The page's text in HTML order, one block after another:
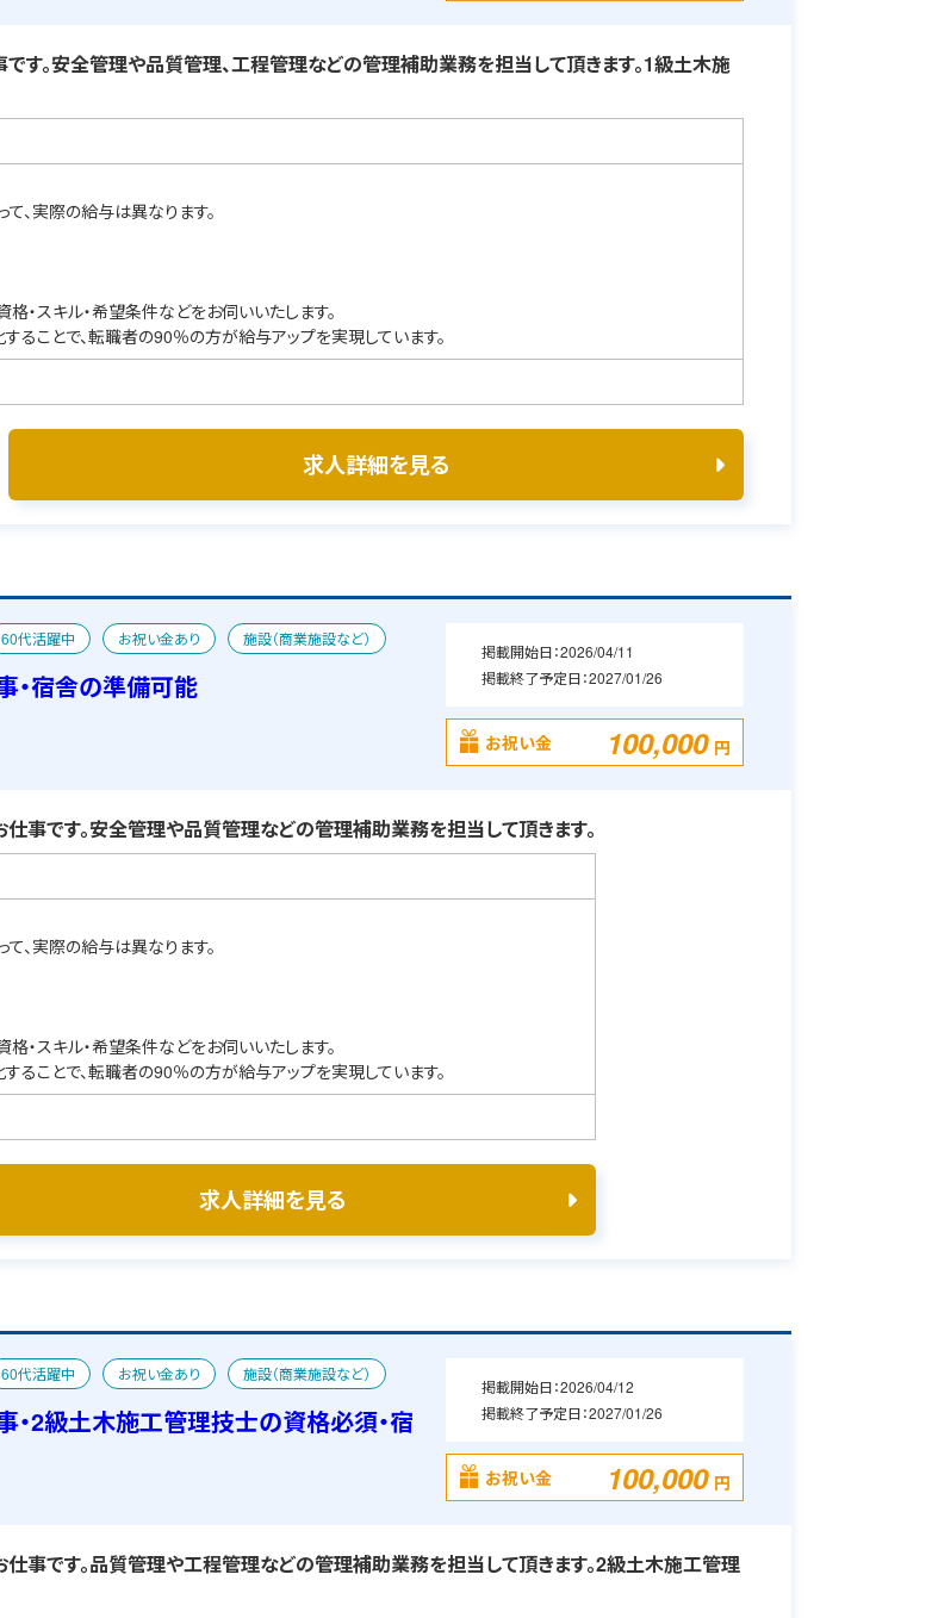
。安全管理や品質管理、工程管理などの管理補助業務を担当して頂きます。1級土木施
、実際の給与は異なります。
・スキル・希望条件などをお伺いいたします。
ることで、転職者の90％の方が給与アップを実現しています。
求人詳細を見る
60代活躍中 お祝い金あり
施設（商業施設など）
・宿舎の準備可能
掲載開始日：2026/04/11
掲載終了予定日：2027/01/26
お祝い金 100,000 円
です。安全管理や品質管理などの管理補助業務を担当して頂きます。
、実際の給与は異なります。
・スキル・希望条件などをお伺いいたします。
ることで、転職者の90％の方が給与アップを実現しています。
求人詳細を見る
60代活躍中 お祝い金あり
施設（商業施設など）
・2級土木施工管理技士の資格必須・宿
掲載開始日：2026/04/12
掲載終了予定日：2027/01/26
お祝い金 100,000 円
です。品質管理や工程管理などの管理補助業務を担当して頂きます。2級土木施工管理